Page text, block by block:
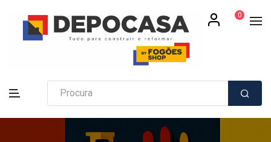
0